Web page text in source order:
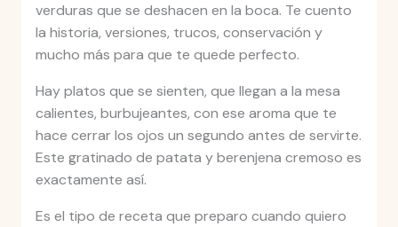
verduras que se deshacen en la boca. Te cuento
la historia, versiones, trucos, conservación y
mucho más para que te quede perfecto.
Hay platos que se sienten, que llegan a la mesa
calientes, burbujeantes, con ese aroma que te
hace cerrar los ojos un segundo antes de servirte.
Este gratinado de patata y berenjena cremoso es
exactamente así.
Es el tipo de receta que preparo cuando quiero